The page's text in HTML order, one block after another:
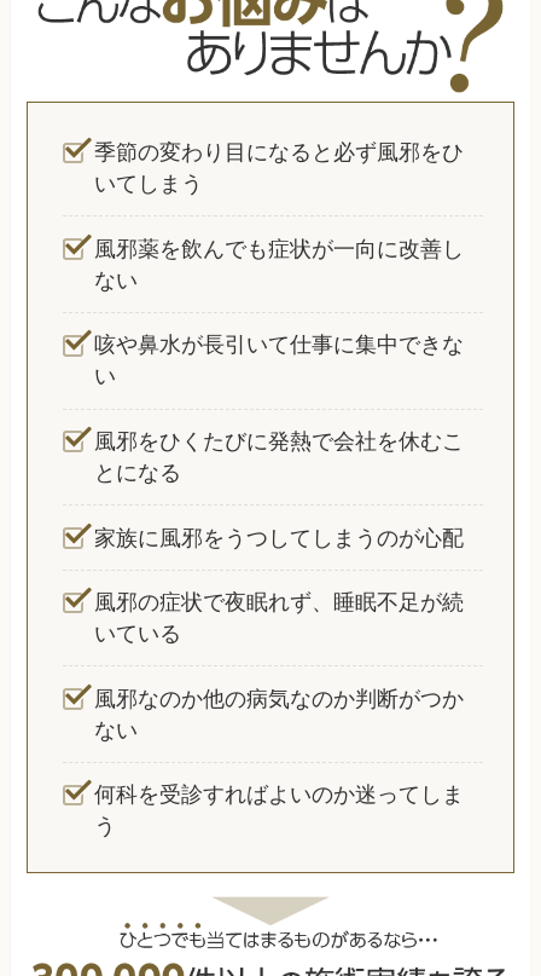
季節の変わり目になると必ず風邪をひ
いてしまう
風邪薬を飲んでも症状が一向に改善し
ない
咳や鼻水が長引いて仕事に集中できな
い
風邪をひくたびに発熱で会社を休むこ
とになる
家族に風邪をうつしてしまうのが心配
風邪の症状で夜眠れず、睡眠不足が続
いている
風邪なのか他の病気なのか判断がつか
ない
何科を受診すればよいのか迷ってしま
う